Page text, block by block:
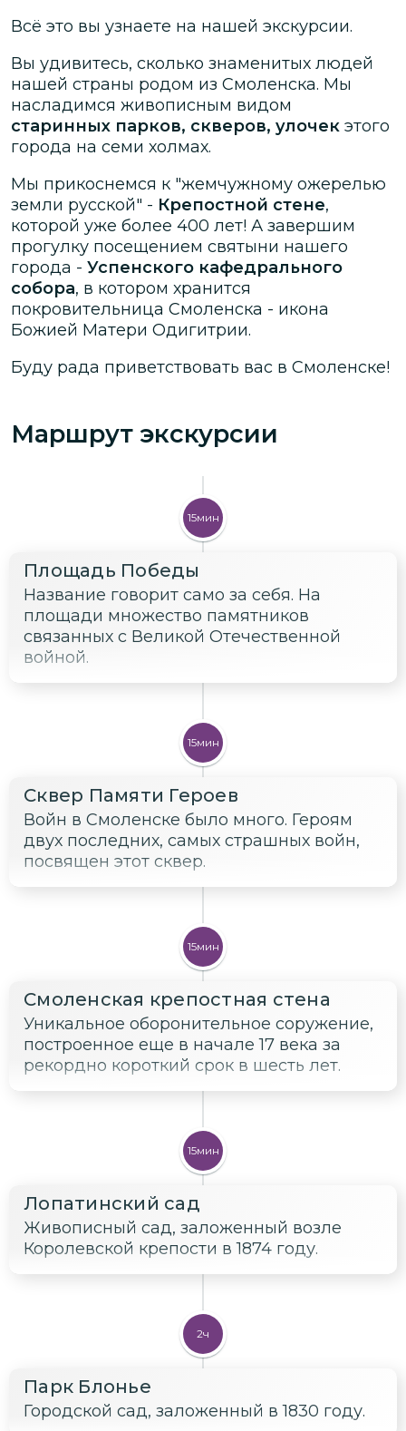
Всё это вы узнаете на нашей экскурсии.
Вы удивитесь, сколько знаменитых людей
нашей страны родом из Смоленска. Мы
насладимся живописным видом
старинных парков, скверов, улочек этого
города на семи холмах.
Мы прикоснемся к "жемчужному ожерелью
земли русской" - Крепостной стене,
которой уже более 400 лет! А завершим
прогулку посещением святыни нашего
города - Успенского кафедрального
собора, в котором хранится
покровительница Смоленска - икона
Божией Матери Одигитрии.
Буду рада приветствовать вас в Смоленске!
Маршрут экскурсии
15мин
Площадь Победы
Название говорит само за себя. На
площади множество памятников
связанных с Великой Отечественной
войной.
15мин
Сквер Памяти Героев
Войн в Смоленске было много. Героям
двух последних, самых страшных войн,
посвящен этот сквер.
15мин
Смоленская крепостная стена
Уникальное оборонительное соружение,
построенное еще в начале 17 века за
рекордно короткий срок в шесть лет.
15мин
Лопатинский сад
Живописный сад, заложенный возле
Королевской крепости в 1874 году.
2ч
Парк Блонье
Городской сад, заложенный в 1830 году.